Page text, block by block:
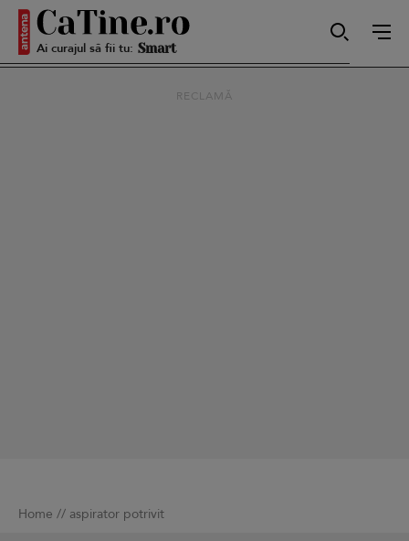
Ai curajul să fii tu: Smart
RECLAMĂ
Home // aspirator potrivit